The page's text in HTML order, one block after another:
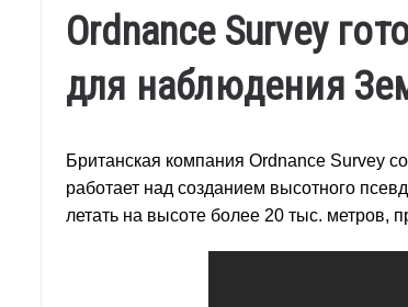
Ordnance Survey
для наблюдения
Британская компания Ordnance Survey
работает над созданием высотного
летать на высоте более 20 тыс. метров,